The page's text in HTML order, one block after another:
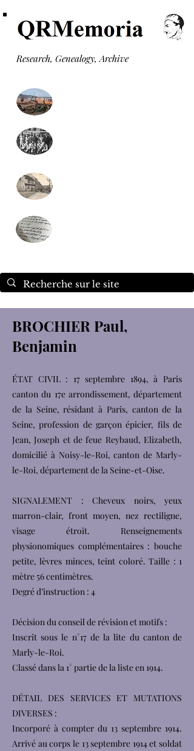
Research, Genealogy, Archive
BROCHIER Paul,
Benjamin
ÉTAT CIVIL : 17 septembre 1894, à Paris
canton du 17e arrondissement, département
de la Seine, résidant à Paris, canton de la
Seine, profession de garçon épicier, fils de
Jean, Joseph et de feue Reybaud, Elizabeth,
domicilié à Noisy-le-Roi, canton de Marly-
le-Roi, département de la Seine-et-Oise.
SIGNALEMENT : Cheveux noirs, yeux
marron-clair, front moyen, nez rectiligne,
visage étroit. Renseignements
physionomiques complémentaires : bouche
petite, lèvres minces, teint coloré. Taille : 1
mètre 56 centimètres.
Degré d’instruction : 4
Décision du conseil de révision et motifs :
Inscrit sous le n°17 de la lite du canton de
Marly-le-Roi.
Classé dans la 1° partie de la liste en 1914.
DÉTAIL DES SERVICES ET MUTATIONS
DIVERSES :
Incorporé à compter du 13 septembre 1914.
Arrivé au corps le 13 septembre 1914 et soldat